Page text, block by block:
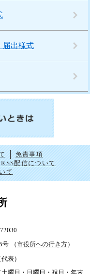
出様式
免責事項
RSS配信について
て
号
（市役所への行き方）
表）
曜日・日曜日・祝日・年末